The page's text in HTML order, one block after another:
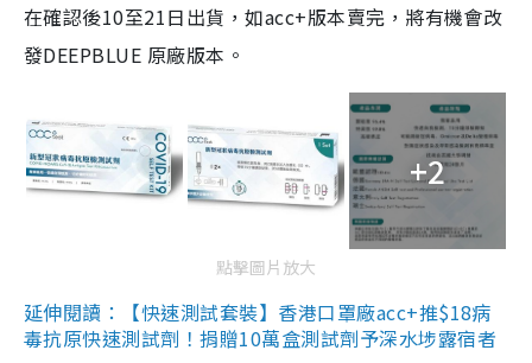
在確認後10至21日出貨，如acc+版本賣完，將有機會改
發DEEPBLUE 原廠版本。
+2
點擊圖片放大
延伸閱讀：【快速測試套裝】香港口罩廠acc+推$18病
毒抗原快速測試劑！捐贈10萬盒測試劑予深水埗露宿者